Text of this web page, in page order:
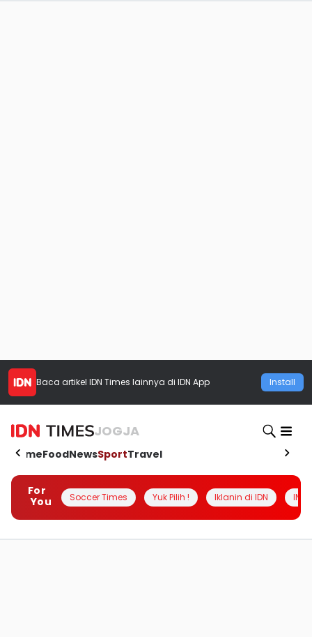
Baca artikel IDN Times lainnya di IDN App Install
JOGJA
HomeFoodNewsSportTravel
For
You
Soccer Times Yuk Pilih ! Iklanin di IDN